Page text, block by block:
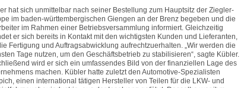
hat sich unmittelbar nach seiner Bestellung zum Hauptsitz der Ziegler-
im baden-württembergischen Giengen an der Brenz begeben und die
im Rahmen einer Betriebsversammlung informiert. Gleichzeitig
er sich bereits in Kontakt mit den wichtigsten Kunden und Lieferanten,
Fertigung und Auftragsabwicklung aufrechtzuerhalten. „Wir werden die
Tage nutzen, um den Geschäftsbetrieb zu stabilisieren“, sagte Kübler.
wird er sich ein umfassendes Bild von der finanziellen Lage des
machen. Kübler hatte zuletzt den Automotive-Spezialisten
einen international tätigen Hersteller von Teilen für die LKW- und